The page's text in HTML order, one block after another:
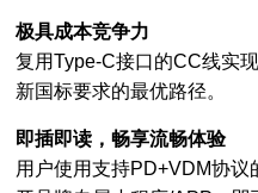
极具成本竞争力
复用Type-C接口的CC线实
新国标要求的最优路径。
即插即读，畅享流畅体验
用户使用支持PD+VDM协